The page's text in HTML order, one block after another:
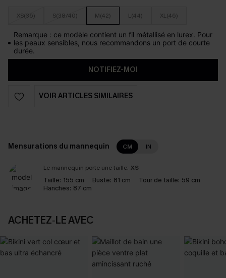
XS(36) S(38/40) M(42) L(44) XL(46)
Remarque : ce modèle contient un fil métallisé en lurex. Pour
les peaux sensibles, nous recommandons un port de courte
durée.
NOTIFIEZ-MOI
VOIR ARTICLES SIMILAIRES
Mensurations du mannequin CM IN
Le mannequin porte une taille: XS
Taille: 155 cm Buste: 81 cm Tour de taille: 59 cm
Hanches: 87 cm
ACHETEZ‑LE AVEC